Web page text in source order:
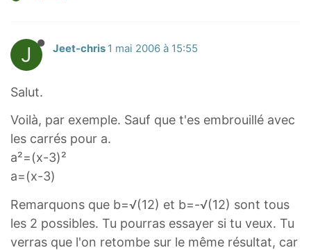
q
J Jeet-chris 1 mai 2006 à 15:55
Salut.
Voilà, par exemple. Sauf que t'es embrouillé avec
les carrés pour a.
a²=(x-3)²
a=(x-3)
Remarquons que b=√(12) et b=-√(12) sont tous
les 2 possibles. Tu pourras essayer si tu veux. Tu
verras que l'on retombe sur le même résultat, car